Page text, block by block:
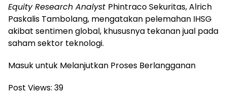
Equity Research Analyst Phintraco Sekuritas, Alrich
Paskalis Tambolang, mengatakan pelemahan IHSG
akibat sentimen global, khususnya tekanan jual pada
saham sektor teknologi.
Masuk untuk Melanjutkan Proses Berlangganan
Post Views: 39